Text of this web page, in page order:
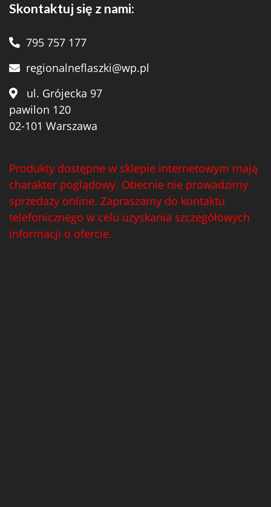
Skontaktuj się z nami:
795 757 177
regionalneflaszki@wp.pl
ul. Grójecka 97
pawilon 120
02-101 Warszawa
Produkty dostępne w sklepie internetowym mają
charakter poglądowy. Obecnie nie prowadzimy
sprzedaży online. Zapraszamy do kontaktu
telefonicznego w celu uzyskania szczegółowych
informacji o ofercie.